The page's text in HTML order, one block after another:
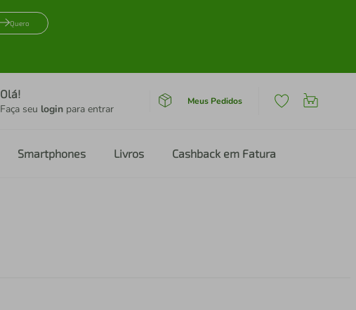
Quero
Olá!
Faça seu login para entrar
Meus Pedidos
Smartphones Livros Cashback em Fatura